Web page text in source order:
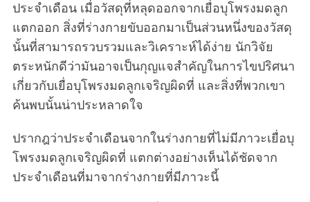
ประจำเดือน เมื่อวัสดุที่หลุดออกจากเยื่อบุโพรงมดลูก
แตกออก สิ่งที่ร่างกายขับออกมาเป็นส่วนหนึ่งของวัสดุ
นั้นที่สามารถรวบรวมและวิเคราะห์ได้ง่าย นักวิจัย
ตระหนักดีว่ามันอาจเป็นกุญแจสำคัญในการไขปริศนา
เกี่ยวกับเยื่อบุโพรงมดลูกเจริญผิดที่ และสิ่งที่พวกเขา
ค้นพบนั้นน่าประหลาดใจ
ปรากฎว่าประจำเดือนจากในร่างกายที่ไม่มีภาวะเยื่อบุ
โพรงมดลูกเจริญผิดที่ แตกต่างอย่างเห็นได้ชัดจาก
ประจำเดือนที่มาจากร่างกายที่มีภาวะนี้